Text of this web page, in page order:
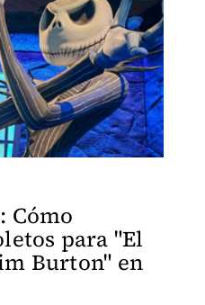
Cómo
para "El
Burton" en